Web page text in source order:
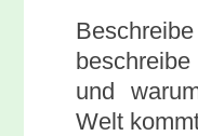
und
Welt